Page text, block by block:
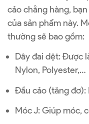
cảo chằng hàng,
của sản phẩm này.
thường sẽ bao gồm:
Dây đai dệt: Được
Nylon, Polyester,…
Đầu cảo (tăng đơ):
Móc J: Giúp móc,